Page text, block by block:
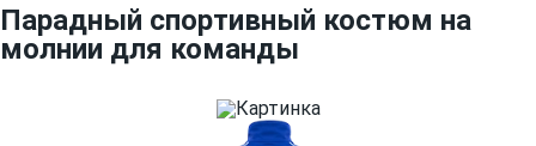
Парадный спортивный костюм на
молнии для команды